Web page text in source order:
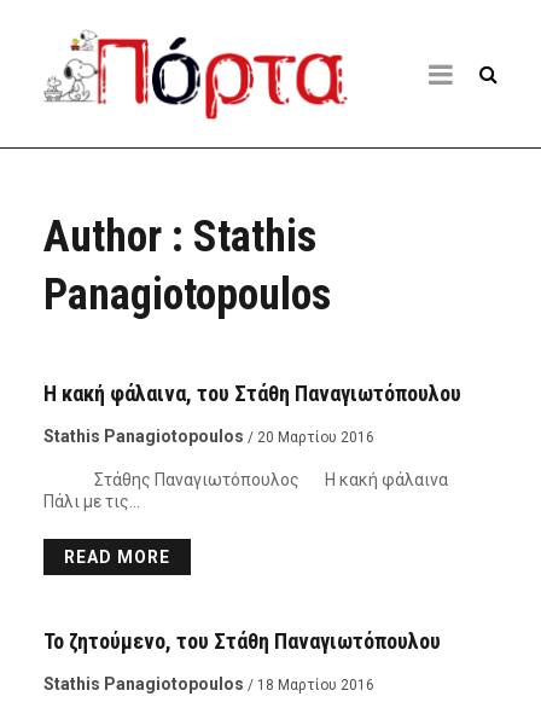
Author : Stathis
Panagiotopoulos
Η κακή φάλαινα, του Στάθη Παναγιωτόπουλου
Stathis Panagiotopoulos / 20 Μαρτίου 2016
Στάθης Παναγιωτόπουλος Η κακή φάλαινα
Πάλι με τις…
READ MORE
Το ζητούμενο, του Στάθη Παναγιωτόπουλου
Stathis Panagiotopoulos / 18 Μαρτίου 2016